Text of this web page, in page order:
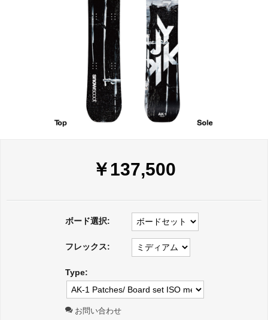
￥137,500
ボード選択:
フレックス:
Type:
お問い合わせ